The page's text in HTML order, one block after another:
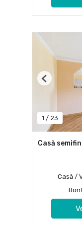
1 / 23
Previous
Casă
Casă /